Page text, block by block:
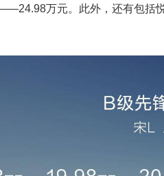
万元。此外，还有包括